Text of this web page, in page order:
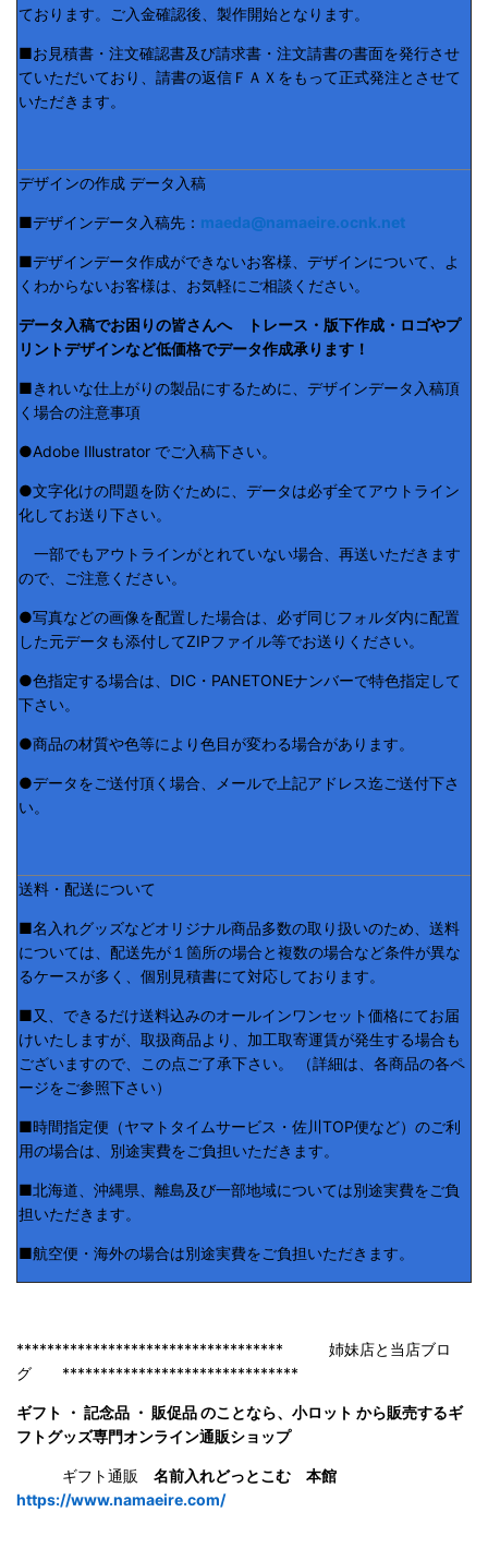
ております。ご入金確認後、製作開始となります。
■お見積書・注文確認書及び請求書・注文請書の書面を発行させ
ていただいており、請書の返信ＦＡＸをもって正式発注とさせて
いただきます。
デザインの作成 データ入稿
■デザインデータ入稿先： maeda@namaeire.ocnk.net
■デザインデータ作成ができないお客様、デザインについて、よ
くわからないお客様は、お気軽にご相談ください。
データ入稿でお困りの皆さんへ トレース・版下作成・ロゴやプ
リントデザインなど低価格でデータ作成承ります！
■きれいな仕上がりの製品にするために、デザインデータ入稿頂
く場合の注意事項
●Adobe Illustrator でご入稿下さい。
●文字化けの問題を防ぐために、データは必ず全てアウトライン
化してお送り下さい。
一部でもアウトラインがとれていない場合、再送いただきます
ので、ご注意ください。
●写真などの画像を配置した場合は、必ず同じフォルダ内に配置
した元データも添付してZIPファイル等でお送りください。
●色指定する場合は、DIC・PANETONEナンバーで特色指定して
下さい。
●商品の材質や色等により色目が変わる場合があります。
●データをご送付頂く場合、メールで上記アドレス迄ご送付下さ
い。
送料・配送について
■名入れグッズなどオリジナル商品多数の取り扱いのため、送料
については、配送先が１箇所の場合と複数の場合など条件が異な
るケースが多く、個別見積書にて対応しております。
■又、できるだけ送料込みのオールインワンセット価格にてお届
けいたしますが、取扱商品より、加工取寄運賃が発生する場合も
ございますので、この点ご了承下さい。 （詳細は、各商品の各ペ
ージをご参照下さい）
■時間指定便（ヤマトタイムサービス・佐川TOP便など）のご利
用の場合は、別途実費をご負担いただきます。
■北海道、沖縄県、離島及び一部地域については別途実費をご負
担いただきます。
■航空便・海外の場合は別途実費をご負担いただきます。
*********************************** 姉妹店と当店ブロ
グ *******************************
ギフト ・ 記念品 ・ 販促品 のことなら、小ロット から販売するギ
フトグッズ専門オンライン通販ショップ
ギフト通販 名前入れどっとこむ 本館
https://www.namaeire.com/